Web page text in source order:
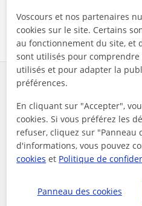
Partagez ce professeur
Des problèmes avec ce
Vos cours particuliers
Histoire
direction la réussite cours dhistoire-
Autres profs de
Voscours et nos partenaires
cookies sur le site. Certains
au fonctionnement du site, et
sont utilisés pour
utilisés et pour adapter la
préférences.
En cliquant sur "Accepter",
cookies. Si vous préférez les
refuser, cliquez sur "Panneau
d'informations, vous pouvez
cookies et Politique de
Panneau des cookies